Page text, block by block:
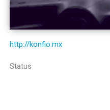
http://konfio.mx
Status